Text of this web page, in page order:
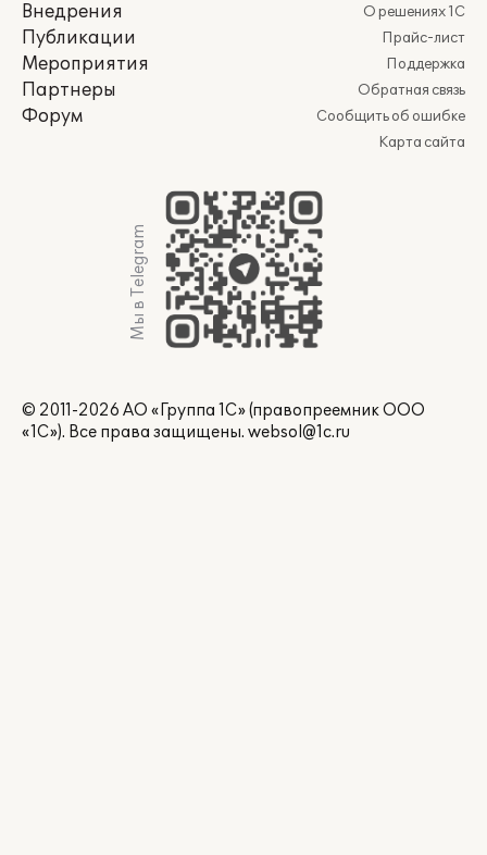
Внедрения
Публикации
Мероприятия
Партнеры
Форум
О решениях 1С
Прайс-лист
Поддержка
Обратная связь
Сообщить об ошибке
Карта сайта
Мы в Telegram
© 2011-2026 АО «Группа 1С» (правопреемник ООО
«1С»). Все права защищены. websol@1c.ru